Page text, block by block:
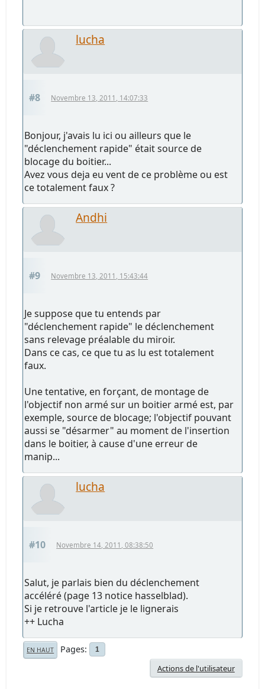
lucha
#8 Novembre 13, 2011, 14:07:33
Bonjour, j'avais lu ici ou ailleurs que le
"déclenchement rapide" était source de
blocage du boitier...
Avez vous deja eu vent de ce problème ou est
ce totalement faux ?
Andhi
#9 Novembre 13, 2011, 15:43:44
Je suppose que tu entends par
"déclenchement rapide" le déclenchement
sans relevage préalable du miroir.
Dans ce cas, ce que tu as lu est totalement
faux.
Une tentative, en forçant, de montage de
l'objectif non armé sur un boitier armé est, par
exemple, source de blocage; l'objectif pouvant
aussi se "désarmer" au moment de l'insertion
dans le boitier, à cause d'une erreur de
manip...
lucha
#10 Novembre 14, 2011, 08:38:50
Salut, je parlais bien du déclenchement
accéléré (page 13 notice hasselblad).
Si je retrouve l'article je le lignerais
++ Lucha
EN HAUT Pages 1
Actions de l'utilisateur